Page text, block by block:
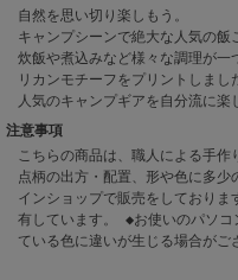
自然を思い切り楽しもう。
キャンプシーンで絶大な人気の飯
炊飯や煮込みなど様々な調理が一
リカンモチーフをプリントしまし
人気のキャンプギアを自分流に楽
注意事項
こちらの商品は、職人による手
点柄の出方・配置、形や色に多
インショップで販売をしており
有しています。 ◆お使いのパソ
ている色に違いが生じる場合がご